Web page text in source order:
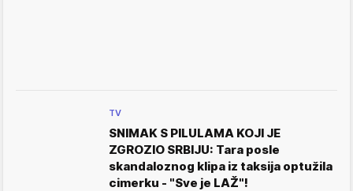
TV
SNIMAK S PILULAMA KOJI JE
ZGROZIO SRBIJU: Tara posle
skandaloznog klipa iz taksija optužila
cimerku - "Sve je LAŽ"!